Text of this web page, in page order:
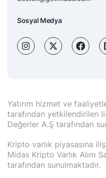
Sosyal Medya
Yatırım hizmet ve
tarafından yetkilendirilen
Değerler A.Ş tarafından
Kripto varlık piyasasına
Midas Kripto Varlık Alım
tarafından sunulmaktadır.